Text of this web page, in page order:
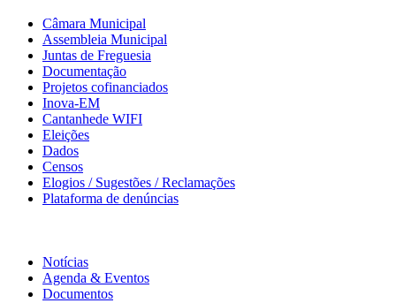
Câmara Municipal
Assembleia Municipal
Juntas de Freguesia
Documentação
Projetos cofinanciados
Inova-EM
Cantanhede WIFI
Eleições
Dados
Censos
Elogios / Sugestões / Reclamações
Plataforma de denúncias
Notícias
Agenda & Eventos
Documentos